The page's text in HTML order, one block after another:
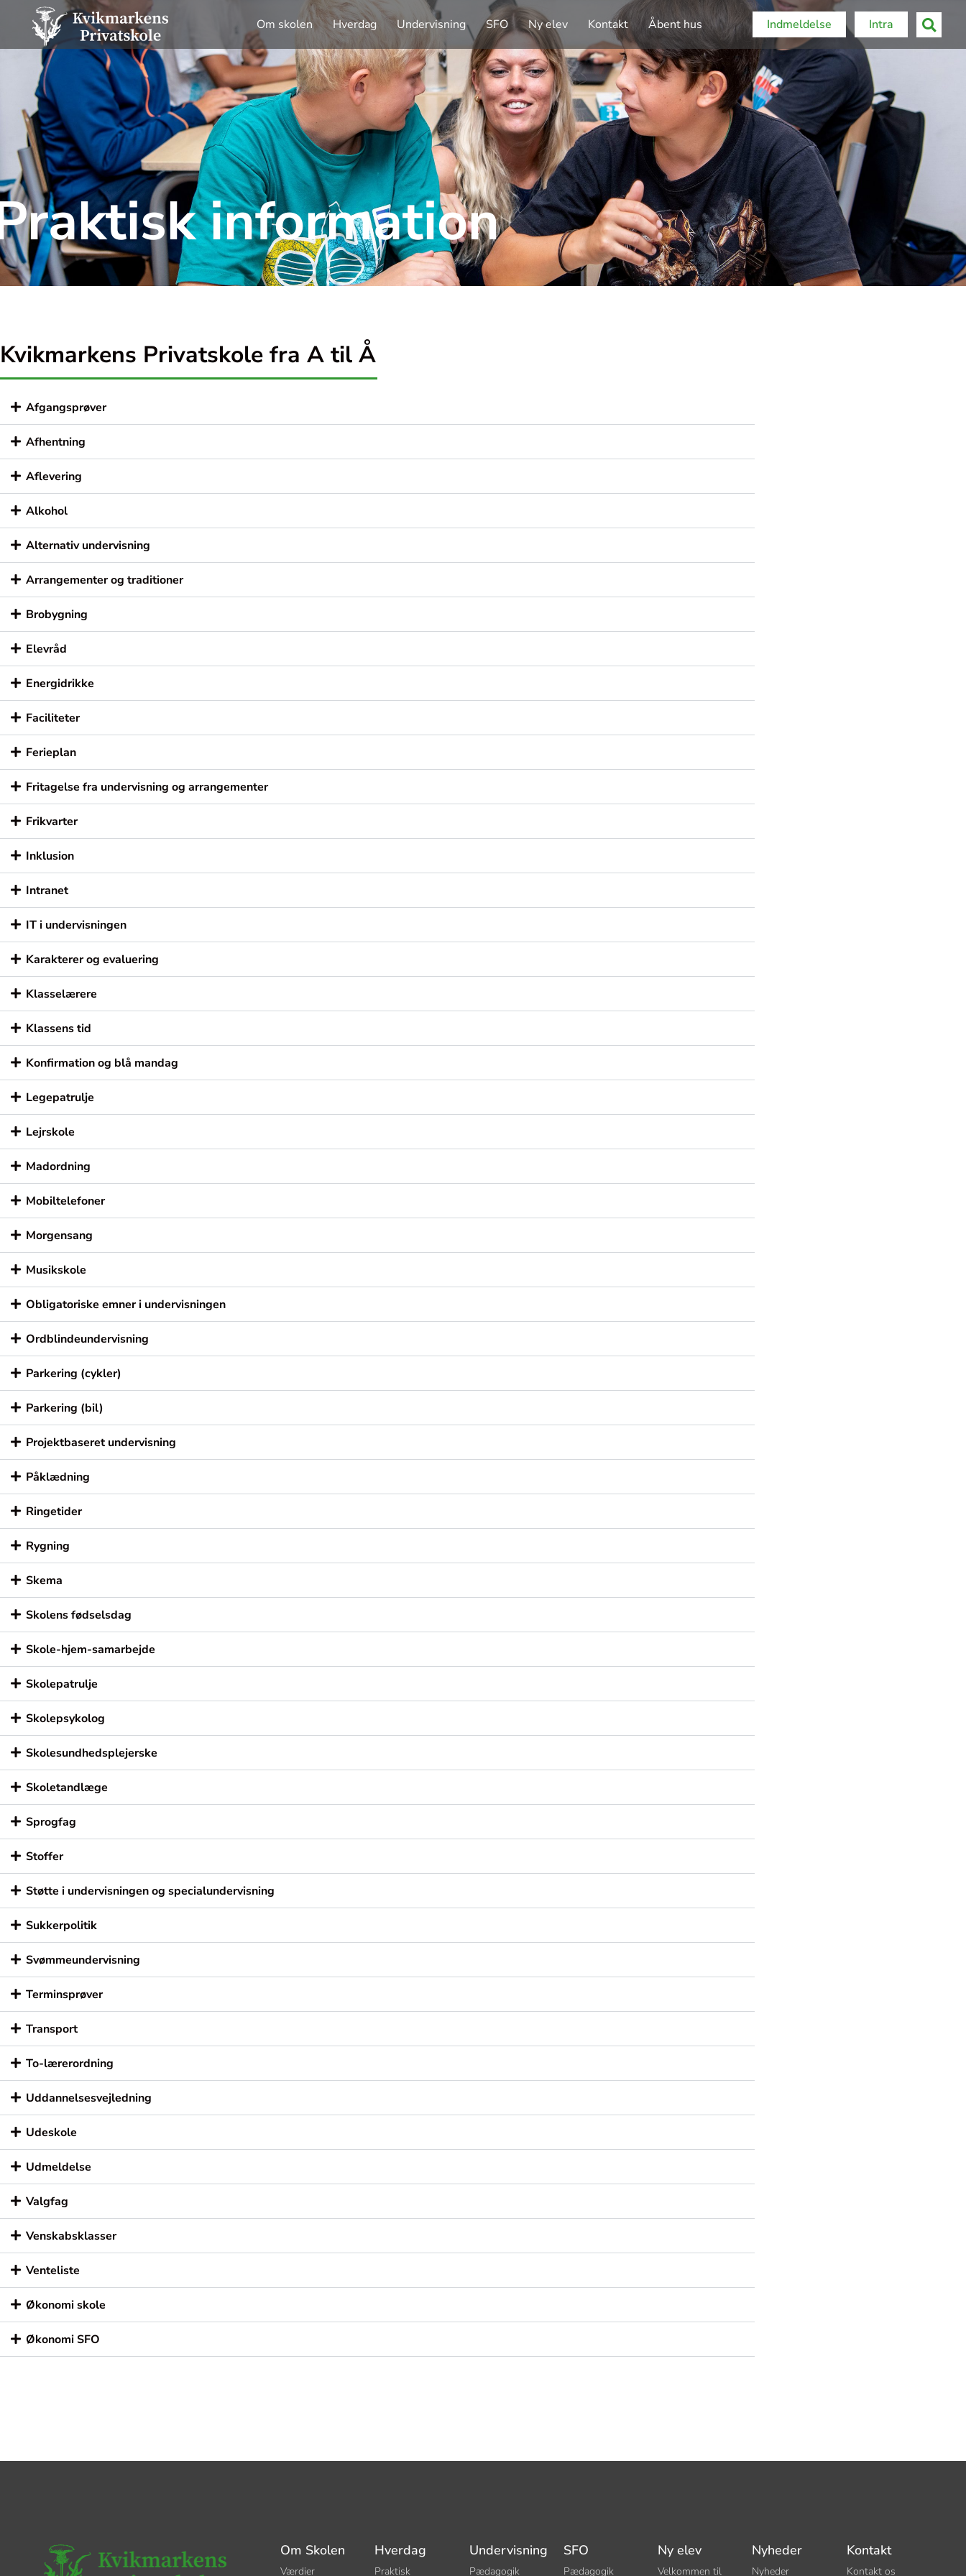
Om skolen Hverdag Undervisning SFO Ny elev Kontakt Åbent hus Indmeldelse Intra
information
Kvikmarkens Privatskole fra A til Å
Afgangsprøver
Afhentning
Aflevering
Alkohol
Alternativ undervisning
Arrangementer og traditioner
Brobygning
Elevråd
Energidrikke
Faciliteter
Ferieplan
Fritagelse fra undervisning og arrangementer
Frikvarter
Inklusion
Intranet
IT i undervisningen
Karakterer og evaluering
Klasselærere
Klassens tid
Konfirmation og blå mandag
Legepatrulje
Lejrskole
Madordning
Mobiltelefoner
Morgensang
Musikskole
Obligatoriske emner i undervisningen
Ordblindeundervisning
Parkering (cykler)
Parkering (bil)
Projektbaseret undervisning
Påklædning
Ringetider
Rygning
Skema
Skolens fødselsdag
Skole-hjem-samarbejde
Skolepatrulje
Skolepsykolog
Skolesundhedsplejerske
Skoletandlæge
Sprogfag
Stoffer
Støtte i undervisningen og specialundervisning
Sukkerpolitik
Svømmeundervisning
Terminsprøver
Transport
To-lærerordning
Uddannelsesvejledning
Udeskole
Udmeldelse
Valgfag
Venskabsklasser
Venteliste
Økonomi skole
Økonomi SFO
Om Skolen
Værdier
Hverdag
Praktisk
Undervisning
Pædagogik
SFO
Pædagogik
Ny elev
Velkommen til
Nyheder
Nyheder
Kontakt
Kontakt os